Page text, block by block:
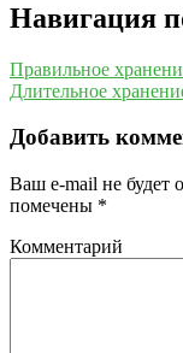
Навигация
Правильное
Длительное
Добавить
Ваш e-mail не будет
помечены *
Комментарий